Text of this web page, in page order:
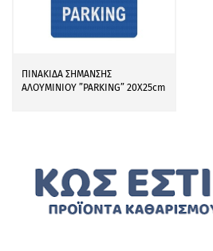
ΠΙΝΑΚΙΔΑ ΣΗΜΑΝΣΗΣ
ΑΛΟΥΜΙΝΙΟΥ ”PARKING” 20Χ25cm